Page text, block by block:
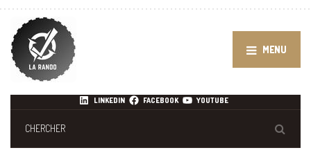
MENU
LINKEDIN FACEBOOK YOUTUBE